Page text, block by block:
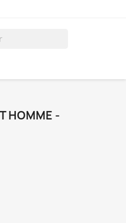
HOMME -